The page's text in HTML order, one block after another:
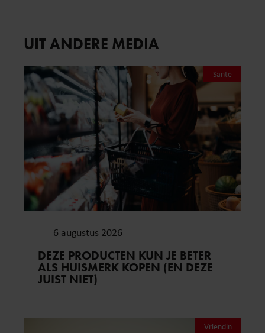
UIT ANDERE MEDIA
Sante
6 augustus 2026
DEZE PRODUCTEN KUN JE BETER
ALS HUISMERK KOPEN (EN DEZE
JUIST NIET)
Vriendin